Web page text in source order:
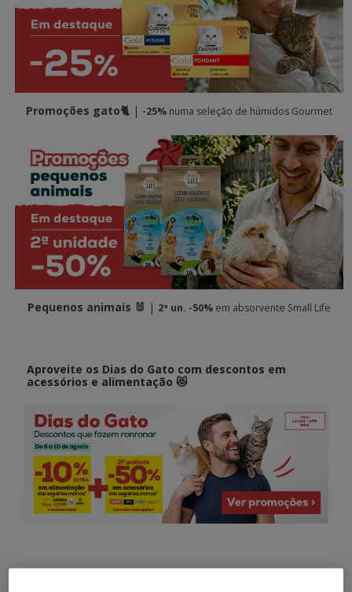
Promoções gato🐈 | -25% numa seleção de húmidos Gourmet
Pequenos animais 🐰 | 2ª un. -50% em absorvente Small Life
Aproveite os Dias do Gato com descontos em
acessórios e alimentação 😻